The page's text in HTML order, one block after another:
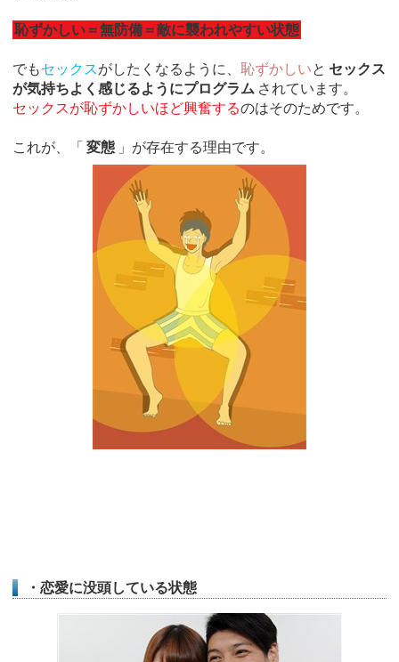
恥ずかしい＝無防備＝敵に襲われやすい状態
でもセックスがしたくなるように、 恥ずかしいと セックス
が気持ちよく感じるようにプログラム されています。
セックスが恥ずかしいほど興奮するのはそのためです。
これが、「 変態 」が存在する理由です。
・恋愛に没頭している状態